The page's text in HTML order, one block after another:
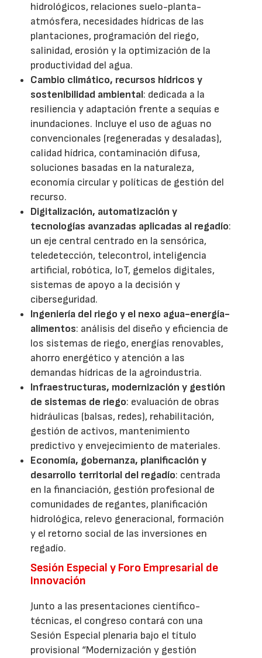
hidrológicos, relaciones suelo-planta-
atmósfera, necesidades hídricas de las
plantaciones, programación del riego,
salinidad, erosión y la optimización de la
productividad del agua.
Cambio climático, recursos hídricos y
sostenibilidad ambiental: dedicada a la
resiliencia y adaptación frente a sequías e
inundaciones. Incluye el uso de aguas no
convencionales (regeneradas y desaladas),
calidad hídrica, contaminación difusa,
soluciones basadas en la naturaleza,
economía circular y políticas de gestión del
recurso.
Digitalización, automatización y
tecnologías avanzadas aplicadas al regadío:
un eje central centrado en la sensórica,
teledetección, telecontrol, inteligencia
artificial, robótica, IoT, gemelos digitales,
sistemas de apoyo a la decisión y
ciberseguridad.
Ingeniería del riego y el nexo agua-energía-
alimentos: análisis del diseño y eficiencia de
los sistemas de riego, energías renovables,
ahorro energético y atención a las
demandas hídricas de la agroindustria.
Infraestructuras, modernización y gestión
de sistemas de riego: evaluación de obras
hidráulicas (balsas, redes), rehabilitación,
gestión de activos, mantenimiento
predictivo y envejecimiento de materiales.
Economía, gobernanza, planificación y
desarrollo territorial del regadío: centrada
en la financiación, gestión profesional de
comunidades de regantes, planificación
hidrológica, relevo generacional, formación
y el retorno social de las inversiones en
regadío.
Sesión Especial y Foro Empresarial de
Innovación
Junto a las presentaciones científico-
técnicas, el congreso contará con una
Sesión Especial plenaria bajo el título
provisional “Modernización y gestión